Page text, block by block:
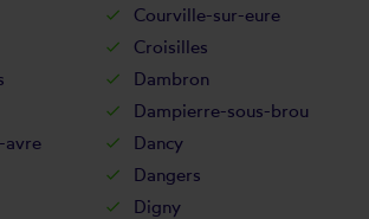
Courville-sur-eure
Croisilles
Dambron
Dampierre-sous-brou
avre
Dancy
Dangers
Digny